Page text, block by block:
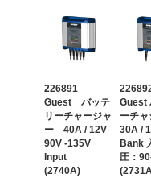
226891
Guest バッテ
リーチャージャ
ー 40A / 12V
90V -135V
Input
(2740A)
Guest
ーチ
30A /
Bank
圧：